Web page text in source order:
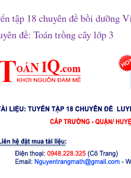
tập 18 chuyên đề bồi dưỡng
đề: Toán trồng cây lớp 3